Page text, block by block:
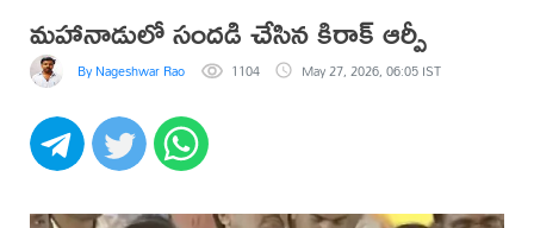
మహానాడులో సందడి చేసిన కిరాక్ ఆర్పీ
By Nageshwar Rao 1104 May 27, 2026, 06:05 IST